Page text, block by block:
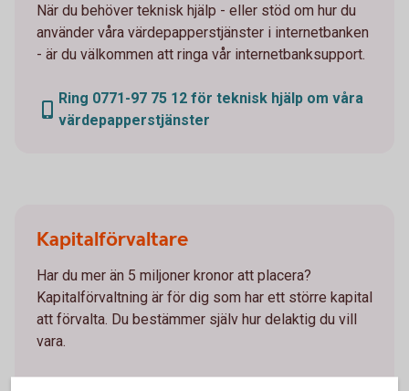
När du behöver teknisk hjälp - eller stöd om hur du
använder våra värdepapperstjänster i internetbanken
- är du välkommen att ringa vår internetbanksupport.
Ring 0771-97 75 12 för teknisk hjälp om våra
värdepapperstjänster
Kapitalförvaltare
Har du mer än 5 miljoner kronor att placera?
Kapitalförvaltning är för dig som har ett större kapital
att förvalta. Du bestämmer själv hur delaktig du vill
vara.